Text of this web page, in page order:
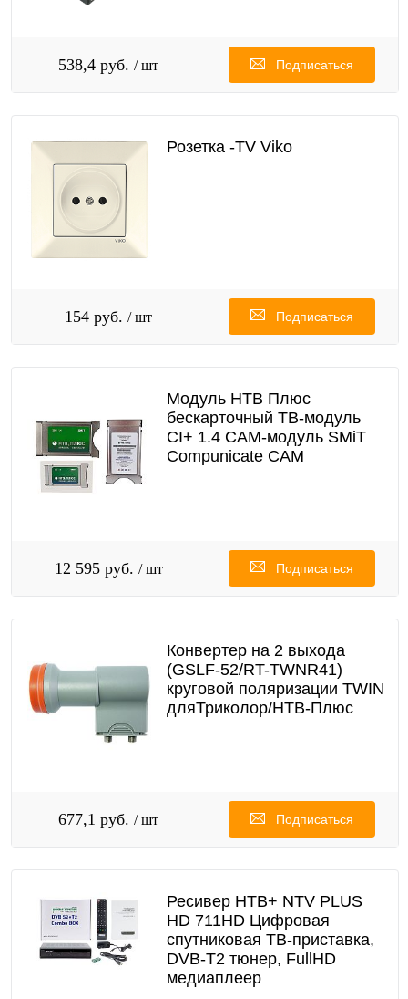
538,4 руб. / шт Подписаться
Розетка -TV Viko
154 руб. / шт Подписаться
Модуль НТВ Плюс
бескарточный ТВ‑модуль
CI+ 1.4 CAM-модуль SMiT
Compunicate CAM
12 595 руб. / шт Подписаться
Конвертер на 2 выхода
(GSLF-52/RT-TWNR41)
круговой поляризации TWIN
дляТриколор/НТВ-Плюс
677,1 руб. / шт Подписаться
Ресивер НТВ+ NTV PLUS
HD 711HD Цифровая
спутниковая ТВ-приставка,
DVB-T2 тюнер, FullHD
медиаплеер